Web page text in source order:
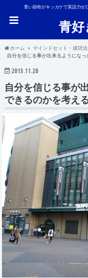
青い財布がキッカケで英語力ゼ
青好
ホーム
マインドセット・成功
自分を信じる事が出来るようにな
2013.11.20
自分を信じる事が
できるのかを考え